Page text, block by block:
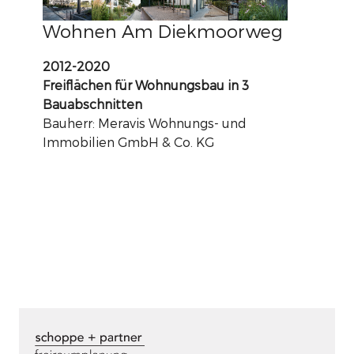
Wohnen Am Diekmoorweg
2012-2020
Freiflächen für Wohnungsbau in 3
Bauabschnitten
Bauherr: Meravis Wohnungs- und
Immobilien GmbH & Co. KG